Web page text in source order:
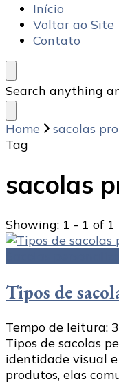
Bela Cor Embalagens
Blog
Início
Voltar ao Site
Contato
Looking
for
Something?
Search anything
Home
sacolas
Tag
sacolas
Showing: 1 - 1 of 1
Tipos de
Tempo de leitura: 3
Tipos de sacolas
identidade visual
produtos, elas